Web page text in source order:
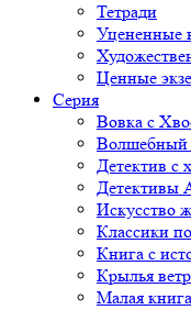
Тетради
Уцененные
Ценные
Серия
Вовка с
Детектив с
Детективы
Искусство
Классики
Книга с
Крылья
Малая